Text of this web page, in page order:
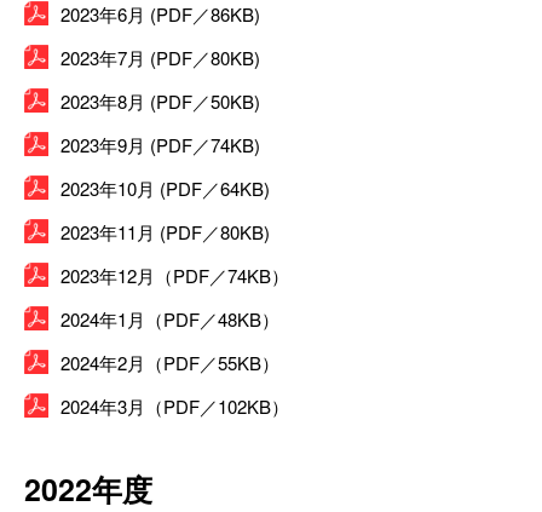
2023年6月 (PDF／86KB)
2023年7月 (PDF／80KB)
2023年8月 (PDF／50KB)
2023年9月 (PDF／74KB)
2023年10月 (PDF／64KB)
2023年11月 (PDF／80KB)
2023年12月（PDF／74KB）
2024年1月（PDF／48KB）
2024年2月（PDF／55KB）
2024年3月（PDF／102KB）
2022年度